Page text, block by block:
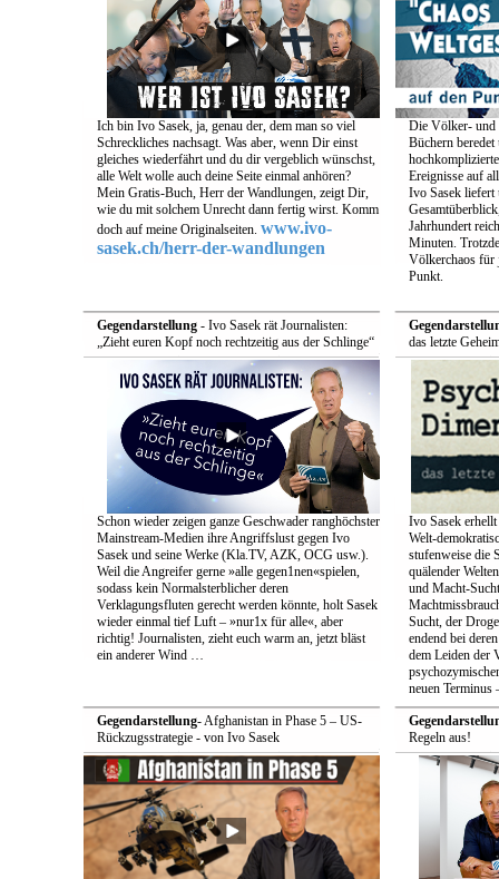
Ich bin Ivo Sasek, ja, genau der, dem man so viel
Schreckliches nachsagt. Was aber, wenn Dir einst
gleiches wiederfährt und du dir vergeblich wünschst,
alle Welt wolle auch deine Seite einmal anhören?
Mein Gratis-Buch, Herr der Wandlungen, zeigt Dir,
wie du mit solchem Unrecht dann fertig wirst. Komm
doch auf meine Originalseiten. www.ivo-
sasek.ch/herr-der-wandlungen
Die Völker- und
Büchern beredet
Ereignisse auf
Ivo Sasek liefert
Jahrhundert
Minuten.
Völkerchaos für
Punkt.
Gegendarstellung- Ivo Sasek rät Journalisten:
„Zieht euren Kopf noch rechtzeitig aus der Schlinge“
Schon wieder zeigen ganze Geschwader ranghöchster
Mainstream-Medien ihre Angriffslust gegen Ivo
Sasek und seine Werke (Kla.TV, AZK, OCG usw.).
Weil die Angreifer gerne »alle gegen1nen«spielen,
sodass kein Normalsterblicher deren
Verklagungsfluten gerecht werden könnte, holt Sasek
wieder einmal tief Luft – »nur1x für alle«, aber
richtig! Journalisten, zieht euch warm an, jetzt bläst
ein anderer Wind …
das letzte
Ivo Sasek
Welt-
stufenweise die
quälender
und Macht-
Sucht, der
endend bei
dem Leiden der
neuen Terminus
Gegendarstellung- Afghanistan in Phase 5 – US-
Rückzugsstrategie - von Ivo Sasek
Regeln aus!